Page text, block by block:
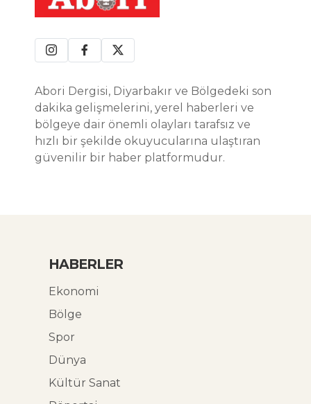
Abori Dergisi, Diyarbakır ve Bölgedeki son
dakika gelişmelerini, yerel haberleri ve
bölgeye dair önemli olayları tarafsız ve
hızlı bir şekilde okuyucularına ulaştıran
güvenilir bir haber platformudur.
HABERLER
Ekonomi
Bölge
Spor
Dünya
Kültür Sanat